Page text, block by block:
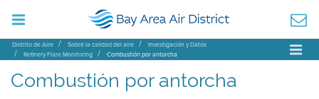
Distrito de Aire Sobre la calidad del aire
Investigación y Datos
Refinery Flare Monitoring
Combustión por antorcha
Combustión por antorcha